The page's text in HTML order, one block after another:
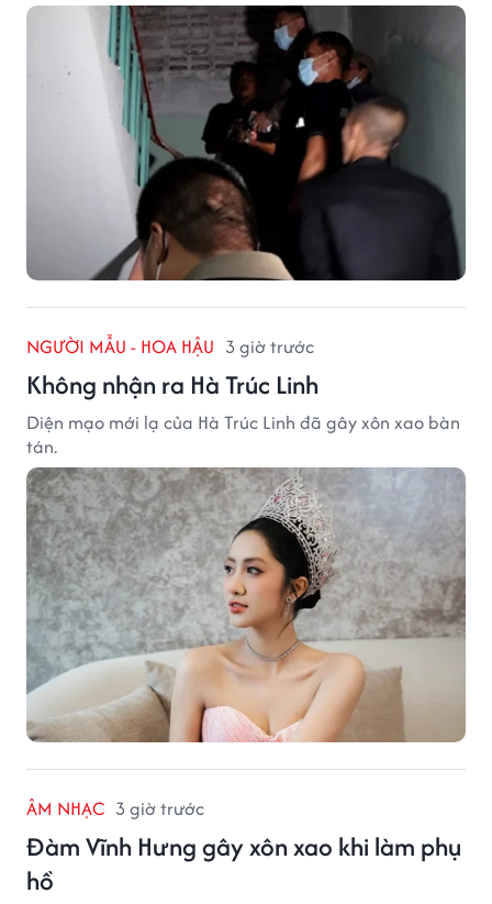
NGƯỜI MẪU - HOA HẬU 3 giờ trước
Không nhận ra Hà Trúc Linh
Diện mạo mới lạ của Hà Trúc Linh đã gây xôn xao bàn
tán.
ÂM NHẠC 3 giờ trước
Đàm Vĩnh Hưng gây xôn xao khi làm phụ
hồ